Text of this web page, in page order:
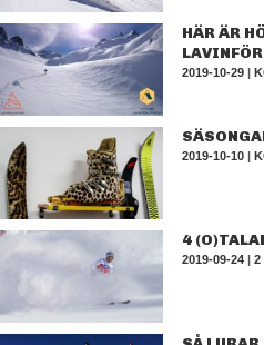
HÄR ÄR
2019-10-29 |
2019-10-10 |
4
2019-09-24 |2